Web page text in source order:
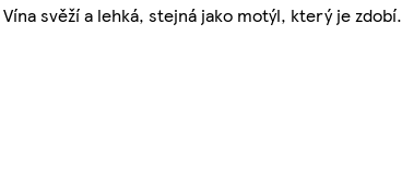
svěží a lehká, stejná jako motýl, který je zdobí.